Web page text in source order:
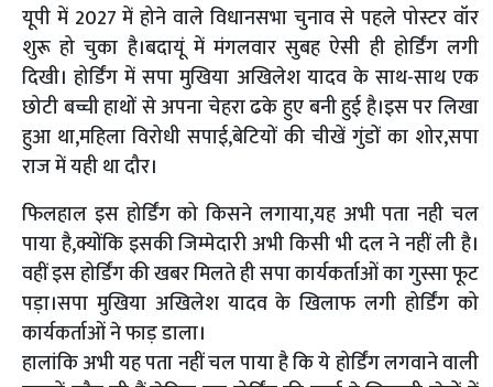
यूपी में 2027 में होने वाले विधानसभा चुनाव से पहले पोस्टर वॉर
शुरू हो चुका है।बदायूं में मंगलवार सुबह ऐसी ही होर्डिंग लगी
दिखी। होर्डिंग में सपा मुखिया अखिलेश यादव के साथ-साथ एक
छोटी बच्ची हाथों से अपना चेहरा ढके हुए बनी हुई है।इस पर लिखा
हुआ था,महिला विरोधी सपाई,बेटियों की चीखें गुंडों का शोर,सपा
राज में यही था दौर।
फिलहाल इस होर्डिंग को किसने लगाया,यह अभी पता नही चल
पाया है,क्योंकि इसकी जिम्मेदारी अभी किसी भी दल ने नहीं ली है।
वहीं इस होर्डिंग की खबर मिलते ही सपा कार्यकर्ताओं का गुस्सा फूट
पड़ा।सपा मुखिया अखिलेश यादव के खिलाफ लगी होर्डिंग को
कार्यकर्ताओं ने फाड़ डाला।
हालांकि अभी यह पता नहीं चल पाया है कि ये होर्डिंग लगवाने वाली